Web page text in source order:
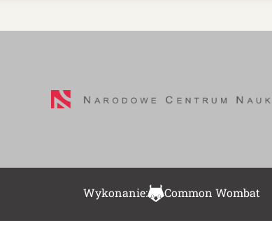
Wykonanie: Common Wombat